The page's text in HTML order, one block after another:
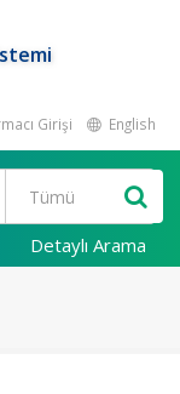
Girişi English
Detaylı Arama